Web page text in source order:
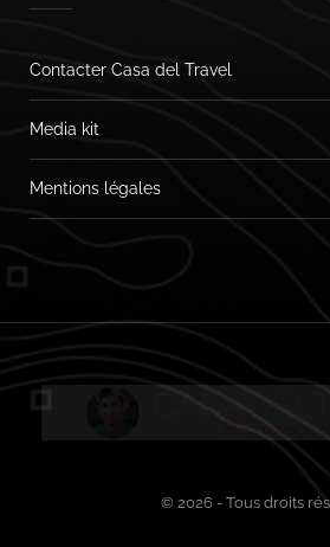
Contacter Casa del Travel
Media kit
Mentions légales
© 2026 - Tous droits